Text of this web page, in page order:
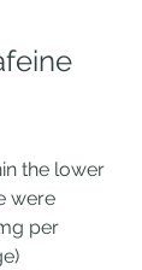
the lower
were
per